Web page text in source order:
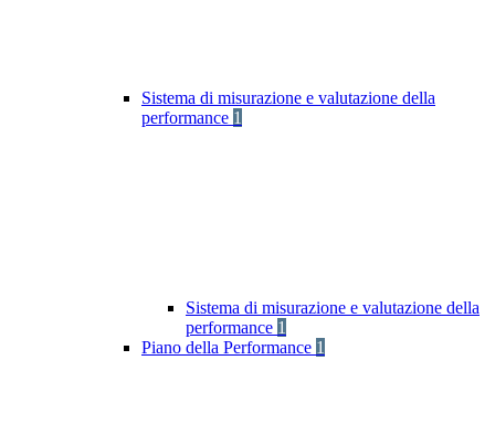
Sistema di misurazione e valutazione della
performance 1
Sistema di misurazione e valutazione della
performance 1
Piano della Performance 1